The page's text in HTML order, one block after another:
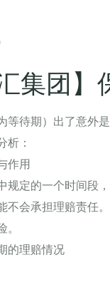
集团
等待期）出了意外
析：
作用
规定的一个时间段
不会承担理赔责任
的理赔情况